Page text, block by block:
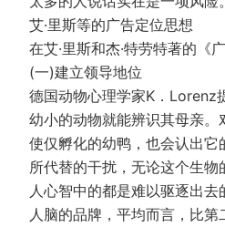
艾·里斯等的广告定位思想
在艾·里斯和杰·特劳特著的
(一)建立领导地位
德国动物心理学家K．Lorenz
幼小的动物就能辨识其母亲
使仅孵化的幼鸭，也会认出它
所代替的干扰，无论这个生
人心智中的都是难以驱逐出
人脑的品牌，平均而言，比